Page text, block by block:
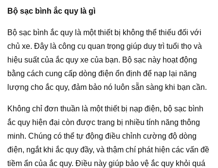
Bộ sạc bình ắc quy là gì
Bộ sạc bình ắc quy là một thiết bị không thể thiếu đối với
chủ xe. Đây là công cụ quan trọng giúp duy trì tuổi thọ và
hiệu suất của ắc quy xe của bạn. Bộ sạc này hoạt động
bằng cách cung cấp dòng điện ổn định để nạp lại năng
lượng cho ắc quy, đảm bảo nó luôn sẵn sàng khi bạn cần.
Không chỉ đơn thuần là một thiết bị nạp điện, bộ sạc bình
ắc quy hiện đại còn được trang bị nhiều tính năng thông
minh. Chúng có thể tự động điều chỉnh cường độ dòng
điện, ngắt khi ắc quy đầy, và thậm chí phát hiện các vấn đề
tiềm ẩn của ắc quy. Điều này giúp bảo vệ ắc quy khỏi quá